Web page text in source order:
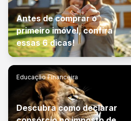
Antes de comprar o
primeiro imóvel, confira
essas 6 dicas!
Educação Financeira
Descubra como declarar